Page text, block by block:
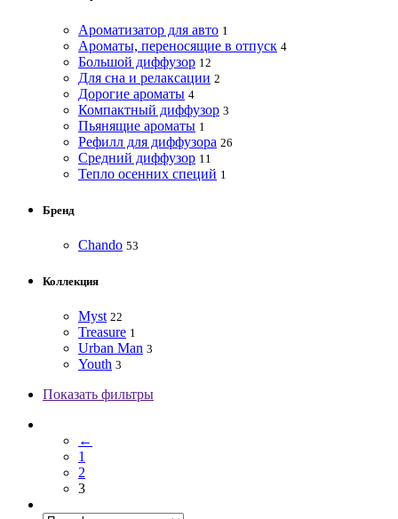
Ароматизатор для авто 1
Ароматы, переносящие в отпуск 4
Большой диффузор 12
Для сна и релаксации 2
Дорогие ароматы 4
Компактный диффузор 3
Пьянящие ароматы 1
Рефилл для диффузора 26
Средний диффузор 11
Тепло осенних специй 1
Бренд
Chando 53
Коллекция
Myst 22
Treasure 1
Urban Man 3
Youth 3
Показать фильтры
←
1
2
3